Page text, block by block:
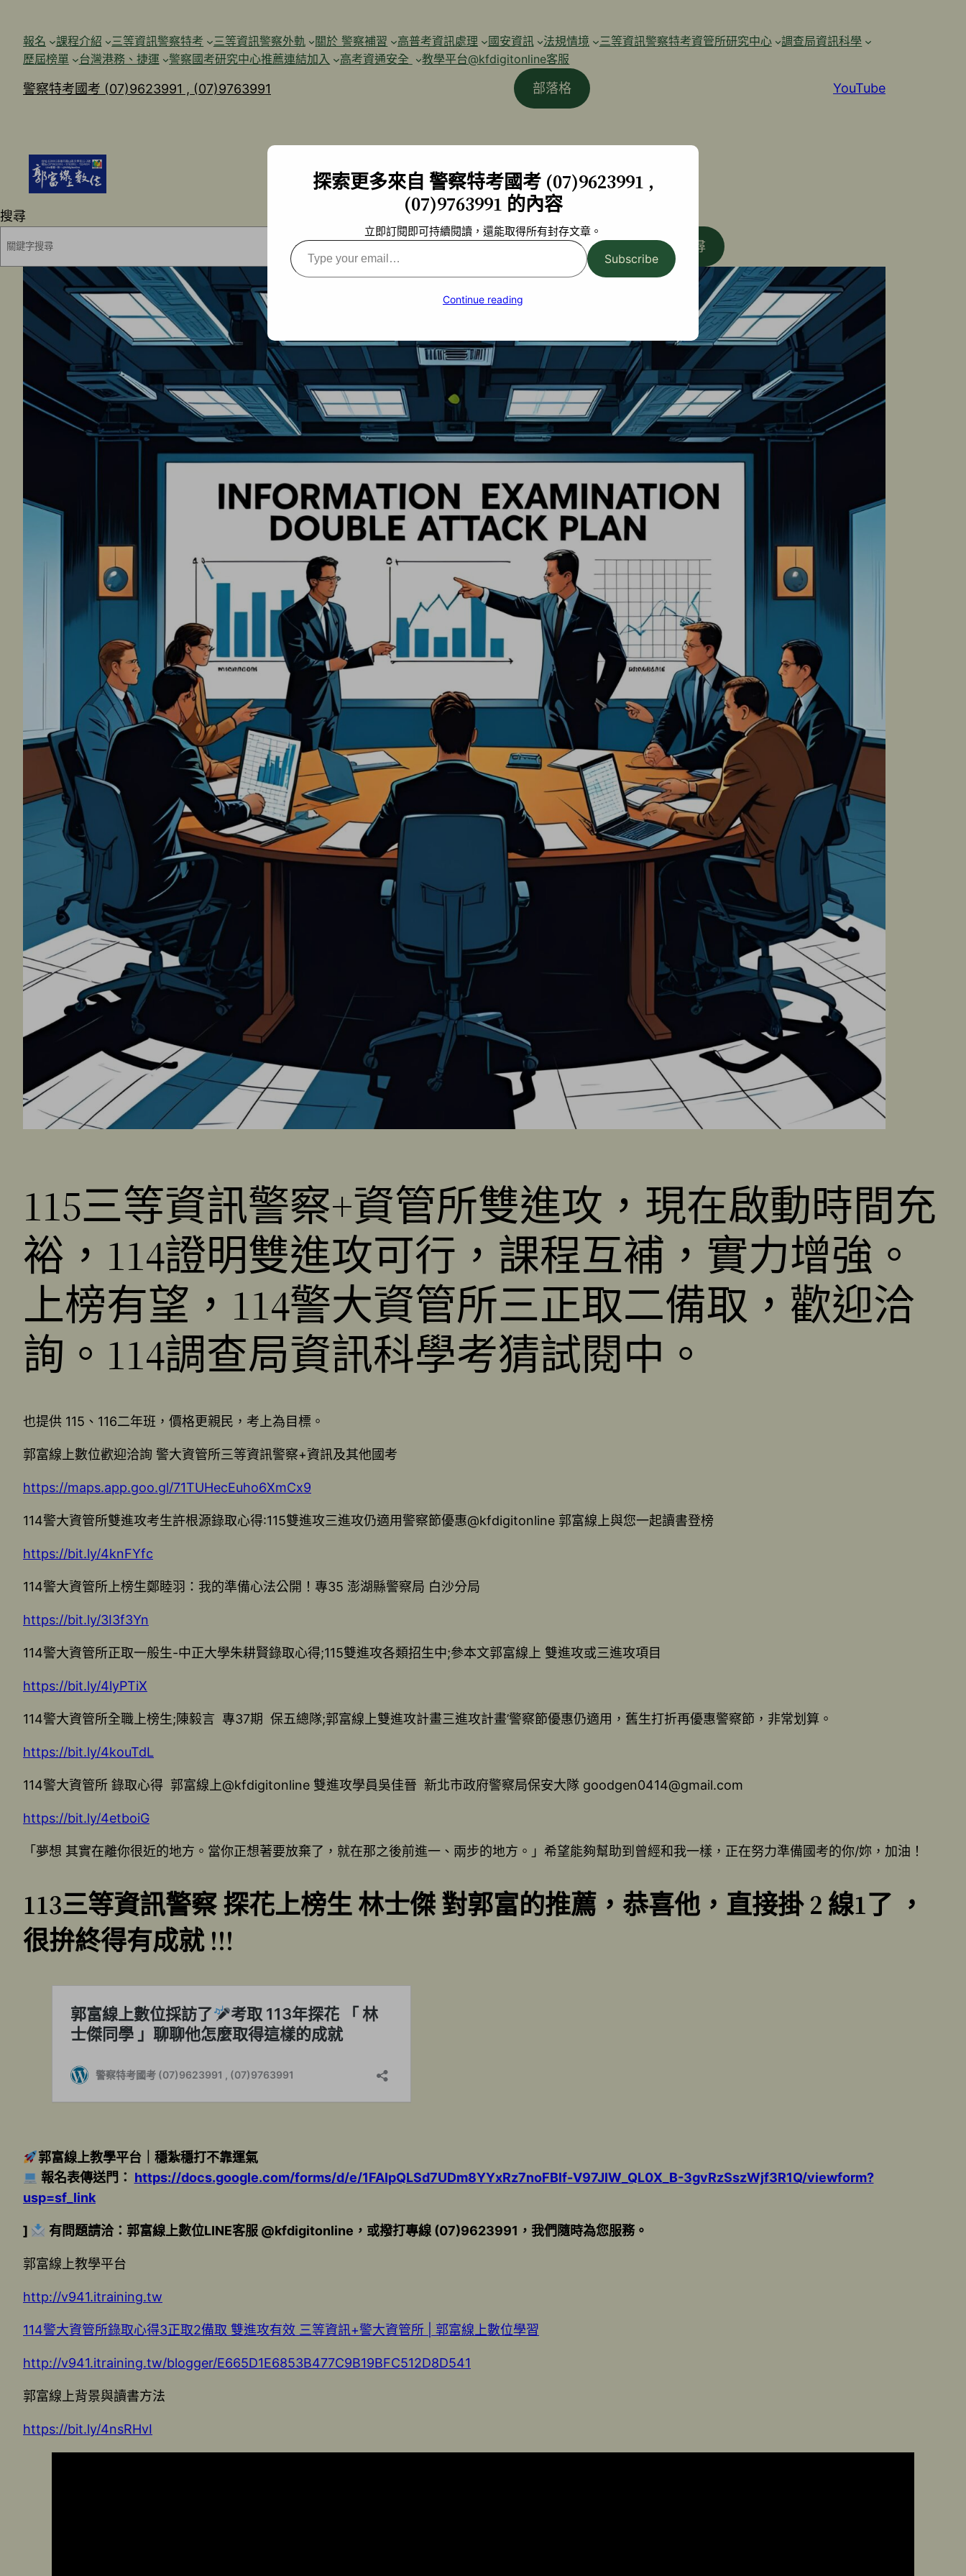
報名 課程介紹 三等資訊警察特考 三等資訊警察外軌 關於 警察補習 高普考資訊處理 國安資訊 法規情境 三等資訊警察特考資管所研究中心
調查局資訊科學
歷屆榜單
台灣港務、捷運 警察國考研究中心推薦連結加入 高考資通安全 教學平台@kfdigitonline客服
警察特考國考 (07)9623991 , (07)9763991 部落格 YouTube
搜尋
搜尋
115三等資訊警察+資管所雙進攻，現在啟動時間充
裕，114證明雙進攻可行，課程互補，實力增強。
上榜有望，114警大資管所三正取二備取，歡迎洽
詢。114調查局資訊科學考猜試閱中。
也提供 115、116二年班，價格更親民，考上為目標。
郭富線上數位歡迎洽詢 警大資管所三等資訊警察+資訊及其他國考
https://maps.app.goo.gl/71TUHecEuho6XmCx9
114警大資管所雙進攻考生許根源錄取心得:115雙進攻三進攻仍適用警察節優惠@kfdigitonline 郭富線上與您一起讀書登榜
https://bit.ly/4knFYfc
114警大資管所上榜生鄭睦羽：我的準備心法公開！專35 澎湖縣警察局 白沙分局
https://bit.ly/3I3f3Yn
114警大資管所正取一般生-中正大學朱耕賢錄取心得;115雙進攻各類招生中;參本文郭富線上 雙進攻或三進攻項目
https://bit.ly/4lyPTiX
114警大資管所全職上榜生;陳毅言 專37期 保五總隊;郭富線上雙進攻計畫三進攻計畫’警察節優惠仍適用，舊生打折再優惠警察節，非常划算。
https://bit.ly/4kouTdL
114警大資管所 錄取心得 郭富線上@kfdigitonline 雙進攻學員吳佳晉 新北市政府警察局保安大隊 goodgen0414@gmail.com
https://bit.ly/4etboiG
「夢想 其實在離你很近的地方。當你正想著要放棄了，就在那之後前進一、兩步的地方。」希望能夠幫助到曾經和我一樣，正在努力準備國考的你/妳，加油！
113三等資訊警察 探花上榜生 林士傑 對郭富的推薦，恭喜他，直接掛 2 線1了 ，
很拚終得有成就 !!!
郭富線上教學平台｜穩紮穩打不靠運氣
報名表傳送門： https://docs.google.com/forms/d/e/1FAIpQLSd7UDm8YYxRz7noFBlf-V97JlW_QL0X_B-3gvRzSszWjf3R1Q/viewform?
usp=sf_link
] 有問題請洽：郭富線上數位LINE客服 @kfdigitonline，或撥打專線 (07)9623991，我們隨時為您服務。
郭富線上教學平台
http://v941.itraining.tw
114警大資管所錄取心得3正取2備取 雙進攻有效 三等資訊+警大資管所 | 郭富線上數位學習
http://v941.itraining.tw/blogger/E665D1E6853B477C9B19BFC512D8D541
郭富線上背景與讀書方法
https://bit.ly/4nsRHvI
探索更多來自 警察特考國考 (07)9623991 ,
(07)9763991 的內容
立即訂閱即可持續閱讀，還能取得所有封存文章。
Type
your
Subscribe
Continue reading